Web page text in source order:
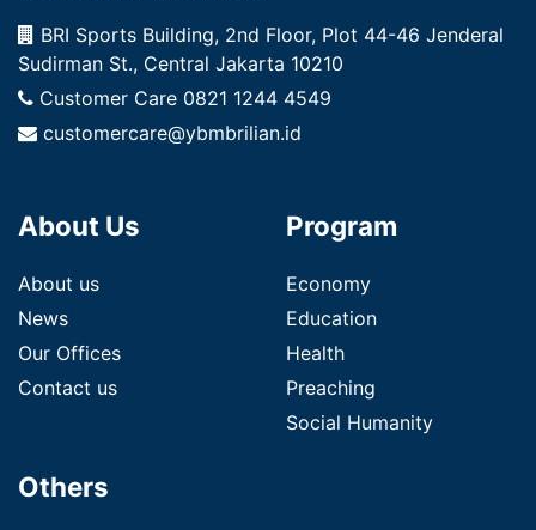
BRI Sports Building, 2nd Floor, Plot 44-46 Jenderal
Sudirman St., Central Jakarta 10210
Customer Care 0821 1244 4549
customercare@ybmbrilian.id
About Us
About us
News
Our Offices
Contact us
Program
Economy
Education
Health
Preaching
Social Humanity
Others